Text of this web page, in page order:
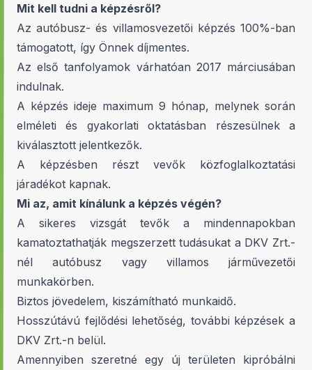
Mit kell tudni a képzésről?
Az autóbusz- és villamosvezetői képzés 100%-ban
támogatott, így Önnek díjmentes.
Az első tanfolyamok várhatóan 2017 márciusában
indulnak.
A képzés ideje maximum 9 hónap, melynek során
elméleti és gyakorlati oktatásban részesülnek a
kiválasztott jelentkezők.
A képzésben részt vevők közfoglalkoztatási
járadékot kapnak.
Mi az, amit kínálunk a képzés végén?
A sikeres vizsgát tevők a mindennapokban
kamatoztathatják megszerzett tudásukat a DKV Zrt.-
nél autóbusz vagy villamos járművezetői
munkakörben.
Biztos jövedelem, kiszámítható munkaidő.
Hosszútávú fejlődési lehetőség, további képzések a
DKV Zrt.-n belül.
Amennyiben szeretné egy új területen kipróbálni